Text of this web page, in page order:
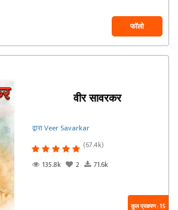
फॉलो
वीर सावरकर
द्वारा Veer Savarkar
(67.4k)
135.8k
2 71.6k
कुल प्रकरण : 15